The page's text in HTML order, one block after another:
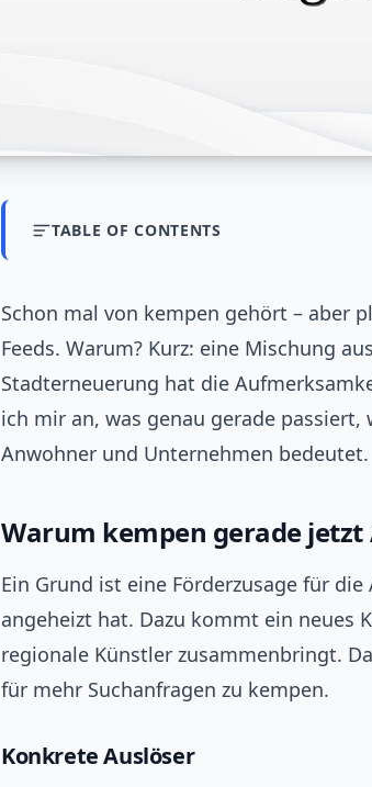
TABLE OF CONTENTS
Schon mal von kempen gehört – aber
Feeds. Warum? Kurz: eine Mischung aus
Stadterneuerung hat die
ich mir an, was genau gerade passiert,
Anwohner und Unternehmen bedeutet.
Warum kempen gerade
Ein Grund ist eine Förderzusage für
angeheizt hat. Dazu kommt ein neues
regionale Künstler zusammenbringt.
für mehr Suchanfragen zu kempen.
Konkrete Auslöser